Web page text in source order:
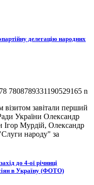
делегацію народних
завітали перший
України Олександр
Ігор Мурдій, Олександр
народу" за
до 4-ої річниці
в Україну (ФОТО)